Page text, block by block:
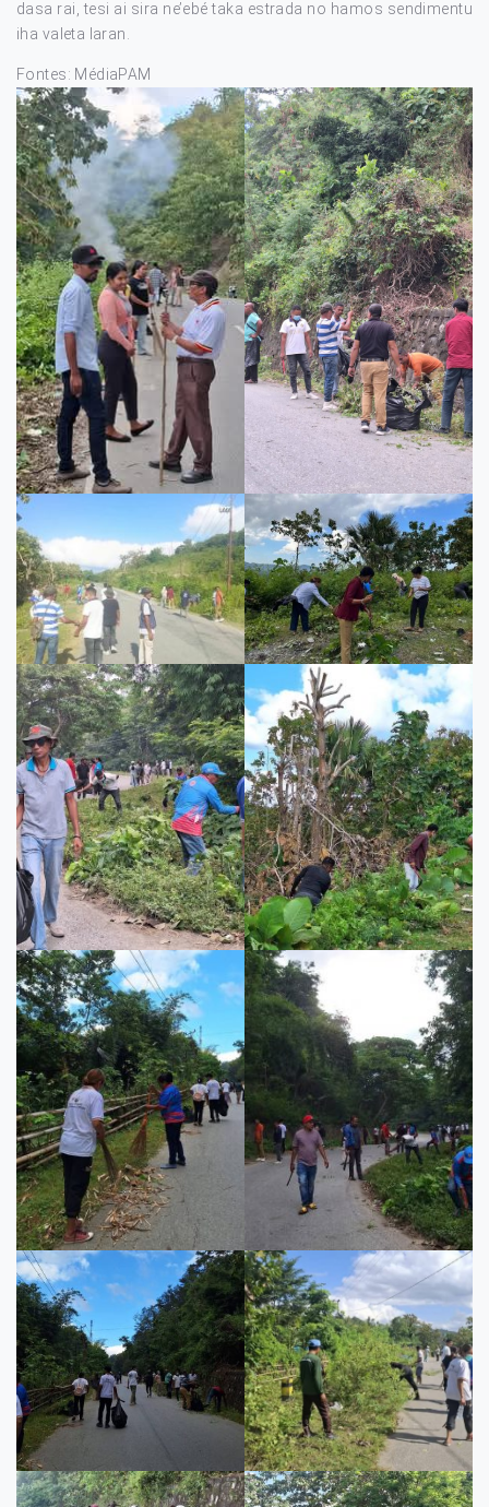
dasa rai, tesi ai sira ne’ebé taka estrada no hamos sendimentu
iha valeta laran.
Fontes: MédiaPAM